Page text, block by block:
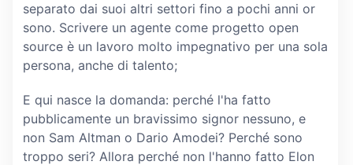
separato dai suoi altri settori fino a pochi anni or
sono. Scrivere un agente come progetto open
source è un lavoro molto impegnativo per una sola
persona, anche di talento;
E qui nasce la domanda: perché l'ha fatto
pubblicamente un bravissimo signor nessuno, e
non Sam Altman o Dario Amodei? Perché sono
troppo seri? Allora perché non l'hanno fatto Elon